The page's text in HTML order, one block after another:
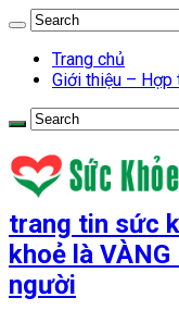
Trang chủ
Giới thiệu – Hợp
trang tin sức
khoẻ là
người